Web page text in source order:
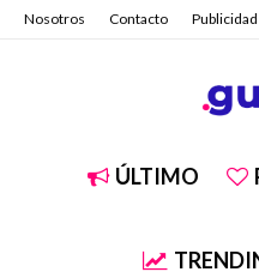
Nosotros Contacto Publicidad
ÚLTIMO